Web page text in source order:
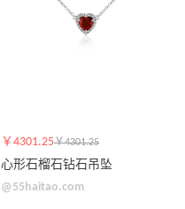
￥4301.25￥4301.25
心形石榴石钻石吊坠
@55haitao.com